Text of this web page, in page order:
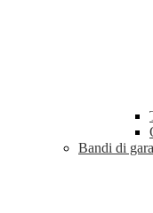
Bandi di